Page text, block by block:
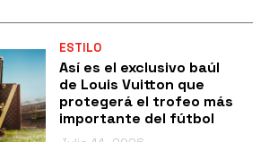
ESTILO
Así es el exclusivo baúl
de Louis Vuitton que
protegerá el trofeo más
importante del fútbol